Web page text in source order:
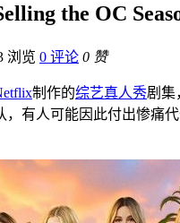
the OC
浏览 0 评论 0 赞
制作的综艺真人秀剧集
，有人可能因此付出惨痛